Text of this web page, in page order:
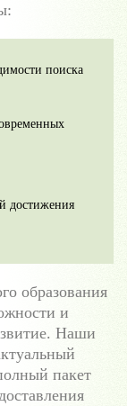
поиска
достижения
образования
и
Наши
пакет